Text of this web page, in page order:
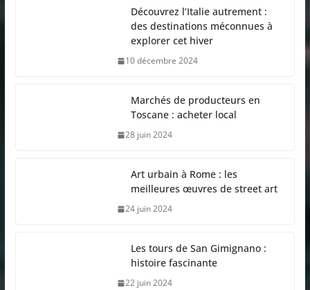
Découvrez l’Italie autrement :
des destinations méconnues à
explorer cet hiver
10 décembre 2024
Marchés de producteurs en
Toscane : acheter local
28 juin 2024
Art urbain à Rome : les
meilleures œuvres de street art
24 juin 2024
Les tours de San Gimignano :
histoire fascinante
22 juin 2024